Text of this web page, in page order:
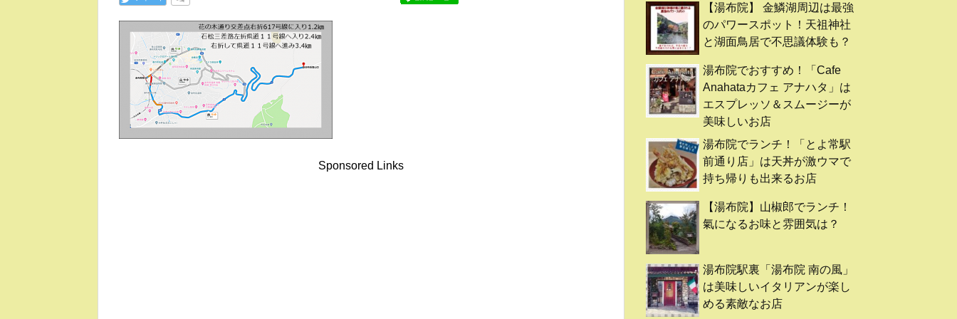
Sponsored Links
【湯布院】 金鱗湖周辺は最強
のパワースポット！天祖神社
と湖面鳥居で不思議体験も？
湯布院でおすすめ！「Cafe
Anahataカフェ アナハタ」は
エスプレッソ＆スムージーが
美味しいお店
湯布院でランチ！「とよ常駅
前通り店」は天丼が激ウマで
持ち帰りも出来るお店
【湯布院】山椒郎でランチ！
氣になるお味と雰囲気は？
湯布院駅裏「湯布院 南の風」
は美味しいイタリアンが楽し
める素敵なお店